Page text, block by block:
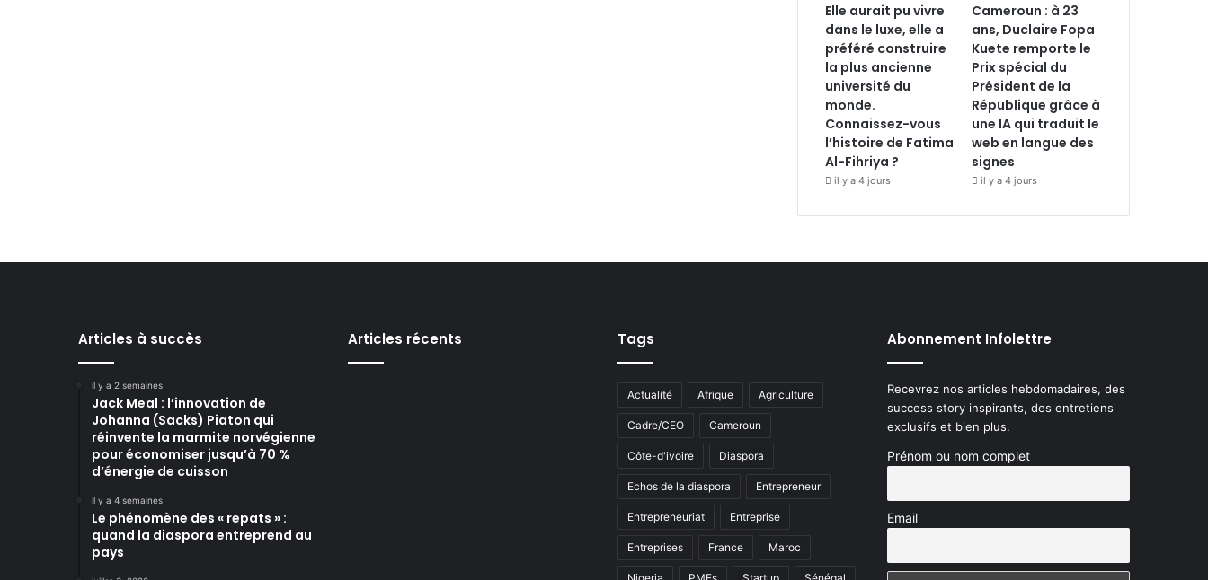
Elle aurait pu vivre
dans le luxe, elle a
préféré construire
la plus ancienne
université du
monde.
Connaissez-vous
l’histoire de Fatima
Al-Fihriya ?
il y a 4 jours
Cameroun : à 23
ans, Duclaire Fopa
Kuete remporte le
Prix spécial du
Président de la
République grâce à
une IA qui traduit le
web en langue des
signes
il y a 4 jours
Articles à succès
il y a 2 semaines
Jack Meal : l’innovation de
Johanna (Sacks) Piaton qui
réinvente la marmite norvégienne
pour économiser jusqu’à 70 %
d’énergie de cuisson
il y a 4 semaines
Le phénomène des « repats » :
quand la diaspora entreprend au
pays
Articles récents Tags
Actualité Afrique Agriculture
Cadre/CEO Cameroun
Côte-d'ivoire Diaspora
Echos de la diaspora Entrepreneur
Entrepreneuriat Entreprise
Entreprises France Maroc
Abonnement Infolettre
Recevrez nos articles hebdomadaires, des
success story inspirants, des entretiens
exclusifs et bien plus.
Prénom ou nom complet
Email